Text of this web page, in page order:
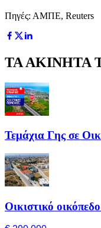
Πηγές: ΑΜΠΕ, Reuters
ΤΑ ΑΚΙΝΗΤΑ
Τεμάχια Γης σε
Οικιστικό